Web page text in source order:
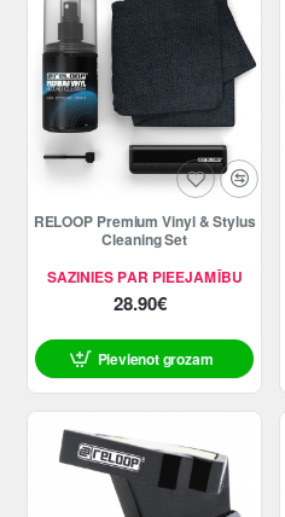
SAZINIES PAR PIEEJAMĪBU
RELOOP Premium Vinyl & Stylus
Cleaning Set
28.90€
Pievienot grozam